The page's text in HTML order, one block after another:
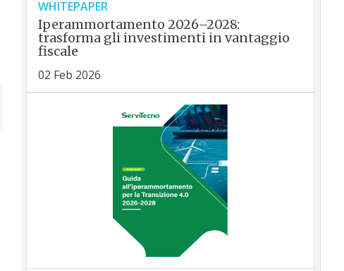
WHITEPAPER
Iperammortamento 2026–2028:
trasforma gli investimenti in vantaggio
fiscale
02 Feb 2026